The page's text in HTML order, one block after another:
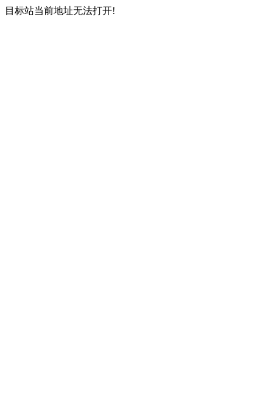
目标站当前地址无法打开!